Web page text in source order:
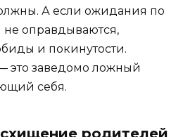
А если ожидания по
оправдываются,
и покинутости.
это заведомо ложный
себя.